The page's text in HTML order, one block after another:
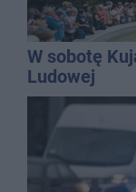
W sobotę
Ludowej